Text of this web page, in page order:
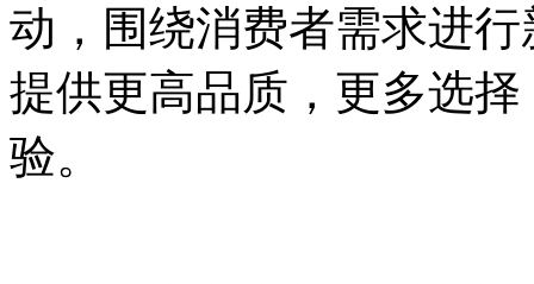
动，围绕消费者需求进
提供更高品质，更多选
验。